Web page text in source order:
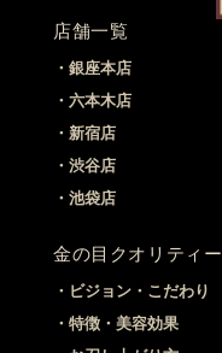
店舗一覧
銀座本店
六本木店
新宿店
渋谷店
池袋店
金の目クオリティー
ビジョン・こだわり
特徴・美容効果